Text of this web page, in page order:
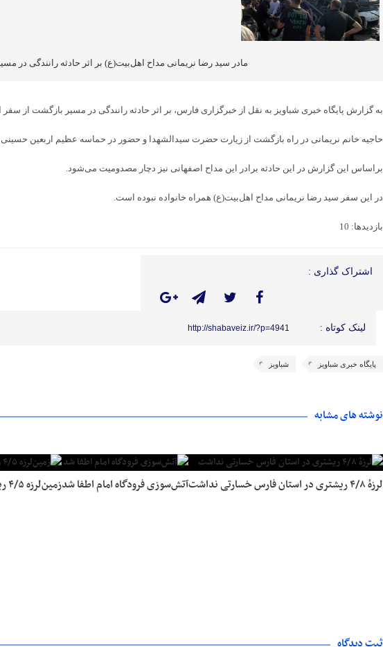
مادر سید رضا نریمانی مداح اهل‌بیت(ع) بر اثر حادثه رانندگی در
به گزارش پایگاه خبری شباویز به نقل از خبرگزاری فارس، بر اثر حادثه رانندگی در مسیر بازگشت از
حاجیه خانم نریمانی در راه بازگشت از زیارت حضرت سیدالشهدا و حضور در حماسه عظیم اربعین حسینی
براساس این گزارش در این حادثه برادر این مداح اصفهانی نیز دچار مصدومیت می‌شود.
در این سفر سید رضا نریمانی مداح اهل‌بیت(ع) همراه خانواده نبوده است.
بازدیدها: 10
اشتراک گذاری :
لینک کوتاه : http://shabaveiz.ir/?p=4941
پایگاه خبری شباویز شباویز
نوشته های مشابه
لرزهٔ ۴/۸ ریشتری در استان فارس خسارتی نداشت آتش‌سوزی فرودگاه امام اطفا شدزمین‌لرزه ۴/۵ ریشتری گلوگاه بدون خسارت اعلام شد